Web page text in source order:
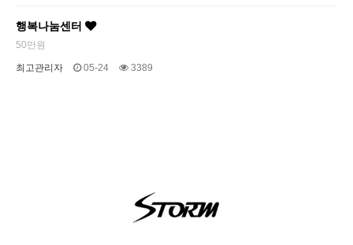
행복나눔센터
50만원
최고관리자 05-24 3389